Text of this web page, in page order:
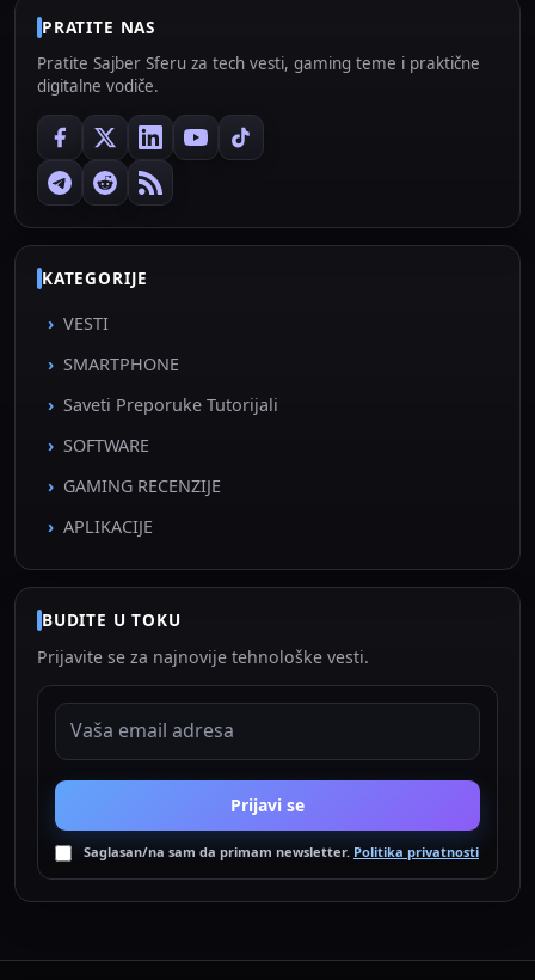
PRATITE NAS
Pratite Sajber Sferu za tech vesti, gaming teme i praktične
digitalne vodiče.
KATEGORIJE
VESTI
SMARTPHONE
Saveti Preporuke Tutorijali
SOFTWARE
GAMING RECENZIJE
APLIKACIJE
BUDITE U TOKU
Prijavite se za najnovije tehnološke vesti.
EMAIL ADRESA
Prijavi se
Saglasan/na sam da primam newsletter. Politika privatnosti